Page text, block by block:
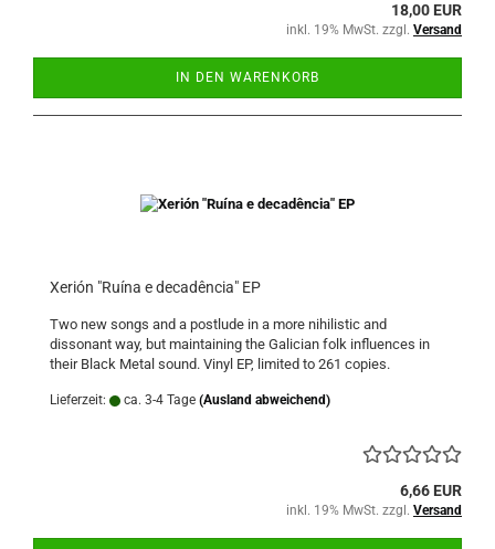
18,00 EUR
inkl. 19% MwSt. zzgl. Versand
IN DEN WARENKORB
Xerión "Ruína e decadência" EP
Two new songs and a postlude in a more nihilistic and
dissonant way, but maintaining the Galician folk influences in
their Black Metal sound. Vinyl EP, limited to 261 copies.
Lieferzeit: ca. 3-4 Tage (Ausland abweichend)
6,66 EUR
inkl. 19% MwSt. zzgl. Versand